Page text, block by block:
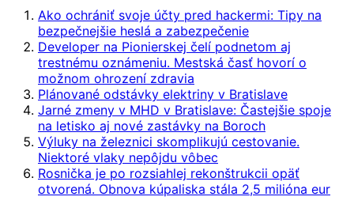
Ako ochrániť svoje účty pred hackermi: Tipy na
bezpečnejšie heslá a zabezpečenie
Developer na Pionierskej čelí podnetom aj
trestnému oznámeniu. Mestská časť hovorí o
možnom ohrození zdravia
Plánované odstávky elektriny v Bratislave
Jarné zmeny v MHD v Bratislave: Častejšie spoje
na letisko aj nové zastávky na Boroch
Výluky na železnici skomplikujú cestovanie.
Niektoré vlaky nepôjdu vôbec
Rosnička je po rozsiahlej rekonštrukcii opäť
otvorená. Obnova kúpaliska stála 2,5 milióna eur